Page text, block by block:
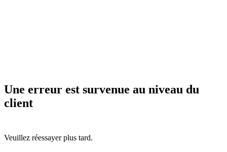
Une erreur est survenue au niveau du
client
Veuillez réessayer plus tard.